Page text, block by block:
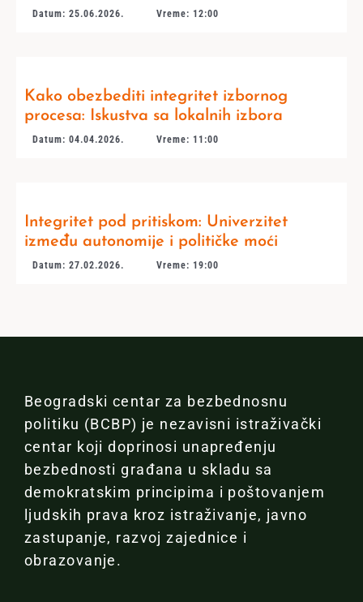
Datum: 25.06.2026. Vreme: 12:00
Kako obezbediti integritet izbornog
procesa: Iskustva sa lokalnih izbora
Datum: 04.04.2026. Vreme: 11:00
Integritet pod pritiskom: Univerzitet
između autonomije i političke moći
Datum: 27.02.2026. Vreme: 19:00
Beogradski centar za bezbednosnu
politiku (BCBP) je nezavisni istraživački
centar koji doprinosi unapređenju
bezbednosti građana u skladu sa
demokratskim principima i poštovanjem
ljudskih prava kroz istraživanje, javno
zastupanje, razvoj zajednice i
obrazovanje.